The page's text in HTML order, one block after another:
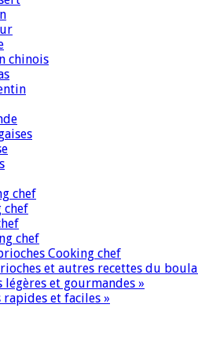
chinois
chef
chef
chef
Cooking chef
et autres recettes du
légères et gourmandes »
rapides et faciles »